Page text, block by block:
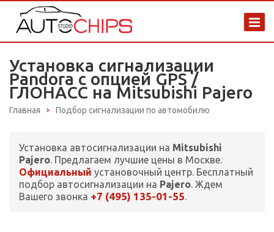
Установка сигнализации
Pandora с опцией GPS /
ГЛОНАСС на Mitsubishi Pajero
Главная Подбор сигнализации по автомобилю
Установка автосигнализации на Mitsubishi
Pajero. Предлагаем лучшие цены в Москве.
Официальный установочный центр. Бесплатный
подбор автосигнализации на Pajero. Ждем
Вашего звонка +7 (495) 135-01-55.